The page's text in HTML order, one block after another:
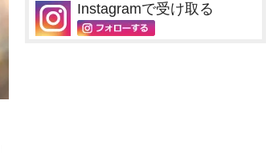
Instagramで受け取る